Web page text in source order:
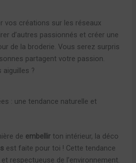
vos créations sur les réseaux
d’autres passionnés et créer une
de la broderie. Vous serez surpris
partagent votre passion.
?
: une tendance naturelle et
de embellir ton intérieur, la déco
est faite pour toi ! Cette tendance
respectueuse de l’environnement.